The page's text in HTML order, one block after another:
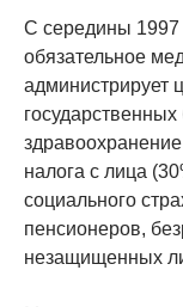
С середины 1997
обязательное
администрирует
налога с лица
социального
пенсионеров,
незащищенных